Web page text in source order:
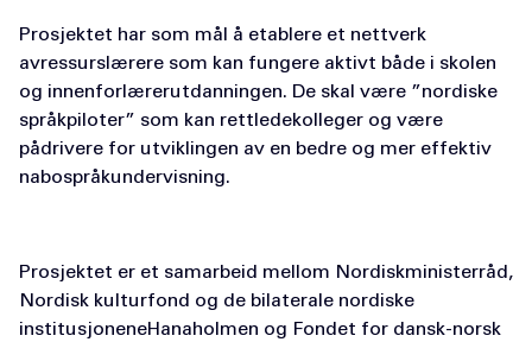
Prosjektet har som mål å etablere et nettverk
avressurslærere som kan fungere aktivt både i skolen
og innenforlærerutdanningen. De skal være ”nordiske
språkpiloter” som kan rettledekolleger og være
pådrivere for utviklingen av en bedre og mer effektiv
nabospråkundervisning.
Prosjektet er et samarbeid mellom Nordiskministerråd,
Nordisk kulturfond og de bilaterale nordiske
institusjoneneHanaholmen og Fondet for dansk-norsk